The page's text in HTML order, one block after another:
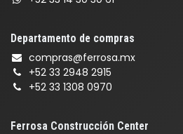
Ferrosa Construcción Center
Departamento de compras
compras@ferrosa.mx
+52 33 2948 2915
+52 33 1308 0970